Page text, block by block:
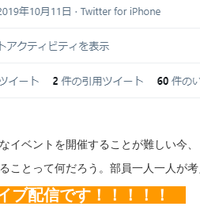
イベントを開催することが難しい今、
ことって何だろう。部員一人一人が
ブ配信です！！！！！